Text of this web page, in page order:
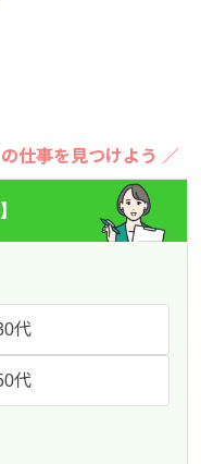
仕事を見つけよう ／
代
代